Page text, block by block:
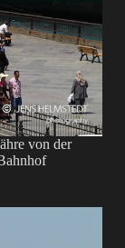
von der